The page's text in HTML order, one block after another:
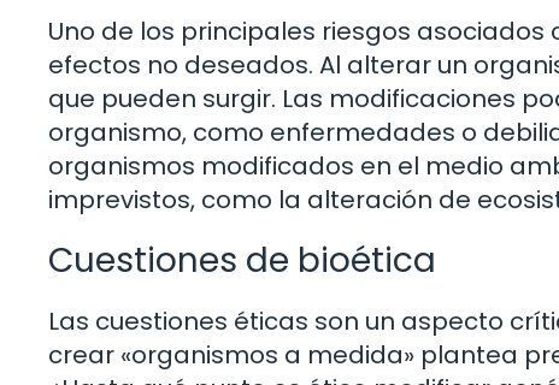
Uno de los principales riesgos
efectos no deseados. Al alterar un
que pueden surgir. Las modificaciones
organismo, como enfermedades o
organismos modificados en el medio
imprevistos, como la alteración de
Cuestiones de bioética
Las cuestiones éticas son un aspecto
crear «organismos a medida» plantea